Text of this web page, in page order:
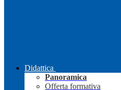
Didattica
Panoramica
Offerta formativa